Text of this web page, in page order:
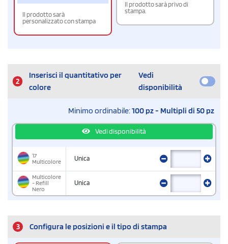
Il prodotto sarà
personalizzato con stampa
Il prodotto sarà privo di
stampa.
2
Inserisci il quantitativo per
colore
Vedi
disponibilità
Minimo ordinabile:100 pz - Multipli di 50 pz
Vedi disponibilità
17
Multicolore
Unica
Multicolore
- Refill
Nero
Unica
3 Configura le posizioni e il tipo di stampa